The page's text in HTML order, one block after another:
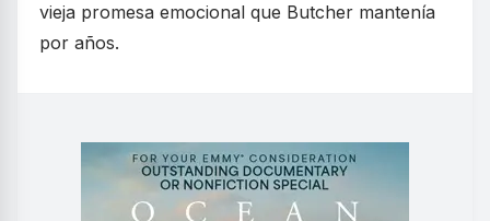
vieja promesa emocional que Butcher mantenía
por años.